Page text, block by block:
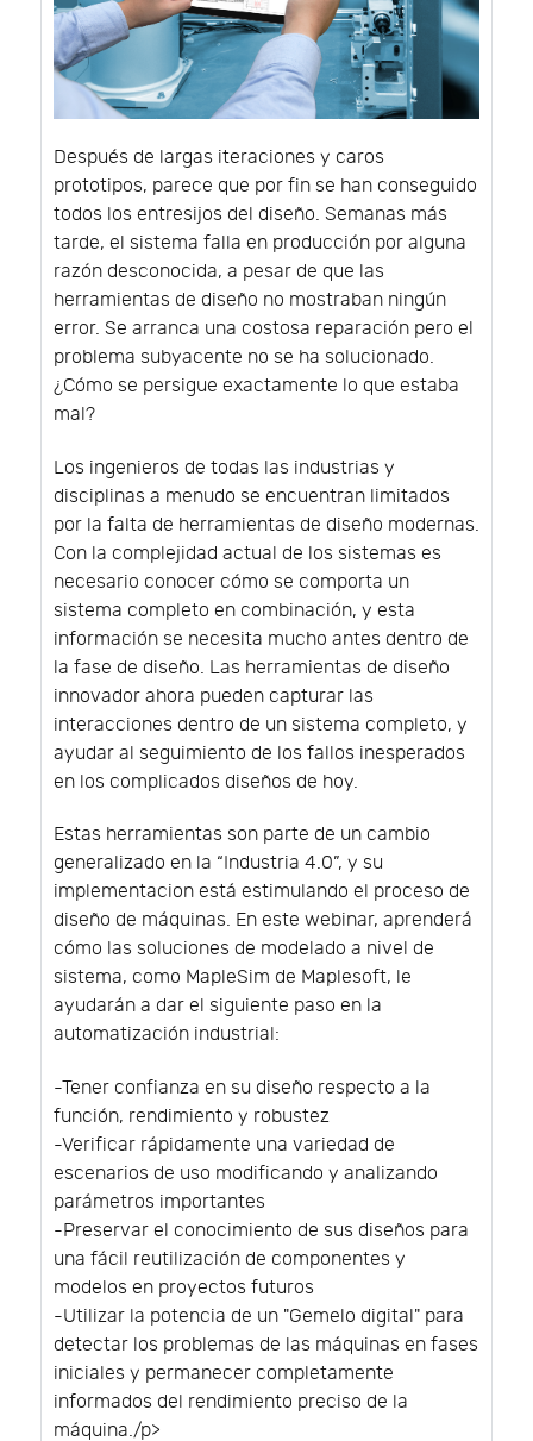
Después de largas iteraciones y caros
prototipos, parece que por fin se han conseguido
todos los entresijos del diseño. Semanas más
tarde, el sistema falla en producción por alguna
razón desconocida, a pesar de que las
herramientas de diseño no mostraban ningún
error. Se arranca una costosa reparación pero el
problema subyacente no se ha solucionado.
¿Cómo se persigue exactamente lo que estaba
mal?
Los ingenieros de todas las industrias y
disciplinas a menudo se encuentran limitados
por la falta de herramientas de diseño modernas.
Con la complejidad actual de los sistemas es
necesario conocer cómo se comporta un
sistema completo en combinación, y esta
información se necesita mucho antes dentro de
la fase de diseño. Las herramientas de diseño
innovador ahora pueden capturar las
interacciones dentro de un sistema completo, y
ayudar al seguimiento de los fallos inesperados
en los complicados diseños de hoy.
Estas herramientas son parte de un cambio
generalizado en la “Industria 4.0”, y su
implementacion está estimulando el proceso de
diseño de máquinas. En este webinar, aprenderá
cómo las soluciones de modelado a nivel de
sistema, como MapleSim de Maplesoft, le
ayudarán a dar el siguiente paso en la
automatización industrial:
-Tener confianza en su diseño respecto a la
función, rendimiento y robustez
-Verificar rápidamente una variedad de
escenarios de uso modificando y analizando
parámetros importantes
-Preservar el conocimiento de sus diseños para
una fácil reutilización de componentes y
modelos en proyectos futuros
-Utilizar la potencia de un "Gemelo digital" para
detectar los problemas de las máquinas en fases
iniciales y permanecer completamente
informados del rendimiento preciso de la
máquina./p>